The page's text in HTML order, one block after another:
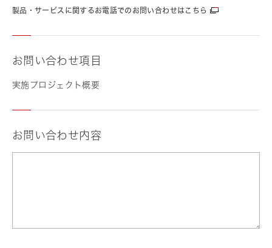
製品・サービスに関するお電話でのお問い合わせはこちら
お問い合わせ項目
実施プロジェクト概要
お問い合わせ内容